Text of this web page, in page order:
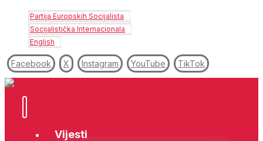
Partija Europskih Socijalista
Socijalistička Internacionala
English
Facebook X Instagram YouTube TikTok
Vijesti